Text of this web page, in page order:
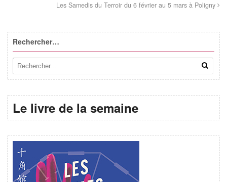
Les Samedis du Terroir du 6 février au 5 mars à Poligny
Rechercher…
Le livre de la semaine